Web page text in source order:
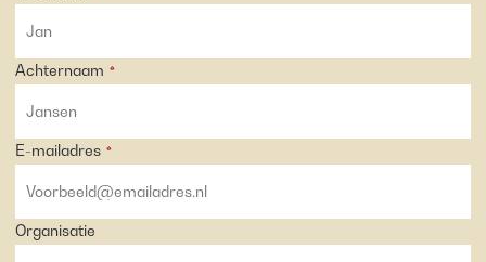
Achternaam *
E-mailadres *
Organisatie